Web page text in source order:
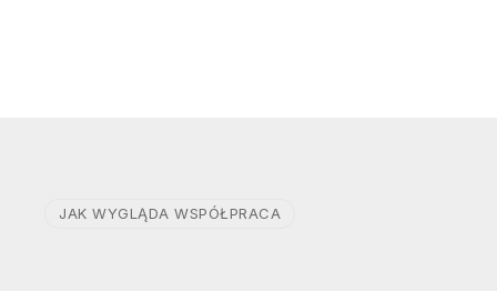
JAK WYGLĄDA WSPÓŁPRACA